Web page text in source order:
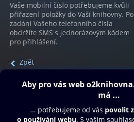
Vaše mobilní číslo potřebujeme kvůli
přiřazení položky do Vaší knihovny. Po
zadání Vašeho telefonního čísla
obdržíte SMS s jednorázovým kódem
pro přihlášení.
Zpět
Obsah ke stažení